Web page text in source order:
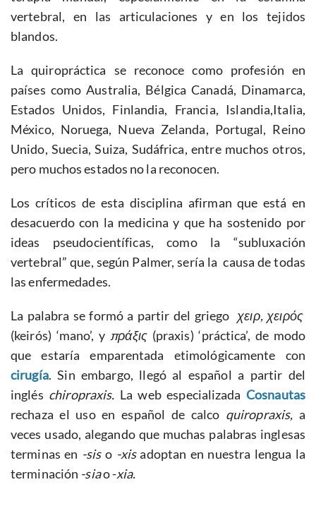
vertebral, en las articulaciones y en los tejidos
blandos.
La quiropráctica se reconoce como profesión en
países como Australia, Bélgica Canadá, Dinamarca,
Estados Unidos, Finlandia, Francia, Islandia,Italia,
México, Noruega, Nueva Zelanda, Portugal, Reino
Unido, Suecia, Suiza, Sudáfrica, entre muchos otros,
pero muchos estados no la reconocen.
Los críticos de esta disciplina afirman que está en
desacuerdo con la medicina y que ha sostenido por
ideas pseudocientíficas, como la “subluxación
vertebral” que, según Palmer, sería la causa de todas
las enfermedades.
La palabra se formó a partir del griego χειρ, χειρός
(keirós) ‘mano’, y πράξις(praxis) ‘práctica’, de modo
que estaría emparentada etimológicamente con
cirugía. Sin embargo, llegó al español a partir del
inglés chiropraxis. La web especializadaCosnautas
rechaza el uso en español de calco quiropraxis, a
veces usado, alegando que muchas palabras inglesas
terminas en -sis o -xisadoptan en nuestra lengua la
terminación -siao -xia.